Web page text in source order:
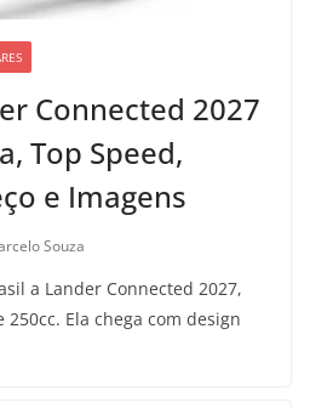
Connected 2027
Top Speed,
e Imagens
Souza
a Lander Connected 2027,
Ela chega com design